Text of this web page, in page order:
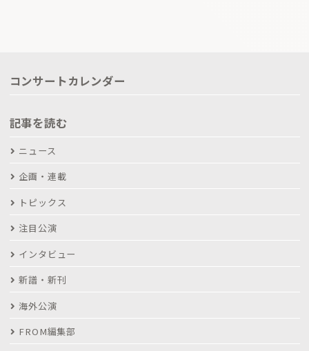
コンサートカレンダー
記事を読む
ニュース
企画・連載
トピックス
注目公演
インタビュー
新譜・新刊
海外公演
FROM編集部